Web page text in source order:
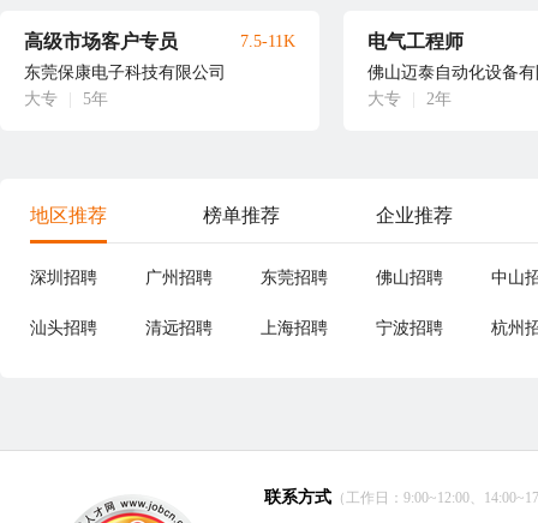
高级市场客户专员
东莞保康电子科技有限公司
大专
5年
7.5-11K 电气工程师
佛山迈泰自动化设备
大专
2年
地区推荐 榜单推荐 企业推荐
深圳招聘 广州招聘 东莞招聘 佛山招聘 中山
汕头招聘 清远招聘 上海招聘 宁波招聘 杭州
联系方式 （工作日：9:00~12:00、